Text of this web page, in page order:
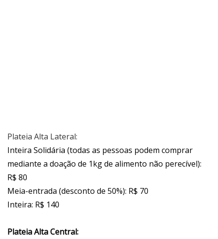
Plateia Alta Lateral:
Inteira Solidária (todas as pessoas podem comprar
mediante a doação de 1kg de alimento não perecível):
R$ 80
Meia-entrada (desconto de 50%): R$ 70
Inteira: R$ 140
Plateia Alta Central: